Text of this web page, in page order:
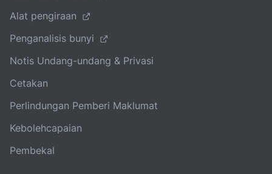
Alat pengiraan
Penganalisis bunyi
Notis Undang-undang & Privasi
Cetakan
Perlindungan Pemberi Maklumat
Kebolehcapaian
Pembekal